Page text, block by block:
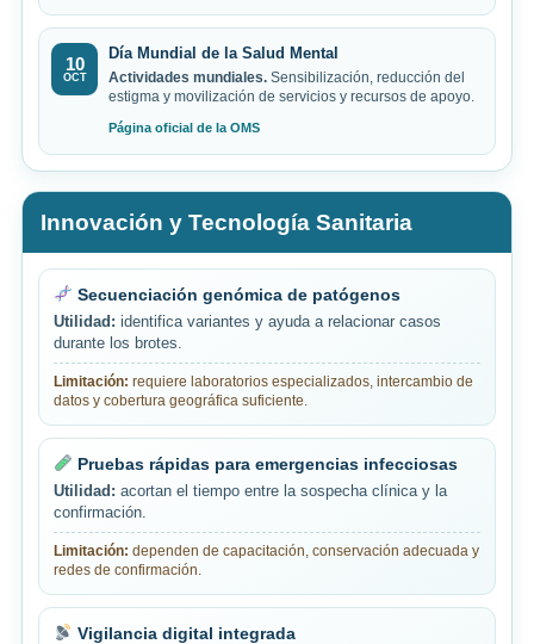
10
OCT
Día Mundial de la Salud Mental
Actividades mundiales. Sensibilización, reducción del
estigma y movilización de servicios y recursos de apoyo.
Página oficial de la OMS
Innovación y Tecnología Sanitaria
Secuenciación genómica de patógenos
Utilidad: identifica variantes y ayuda a relacionar casos
durante los brotes.
Limitación: requiere laboratorios especializados, intercambio de
datos y cobertura geográfica suficiente.
Pruebas rápidas para emergencias infecciosas
Utilidad: acortan el tiempo entre la sospecha clínica y la
confirmación.
Limitación: dependen de capacitación, conservación adecuada y
redes de confirmación.
Vigilancia digital integrada